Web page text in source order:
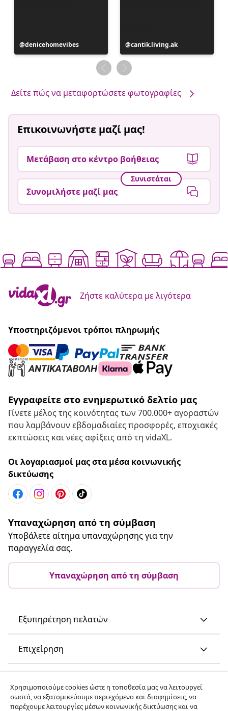
Η
ανάρτηση
denicehomevibes
Η
ανάρτηση
δημοσιεύθηκε
από
cantik.living.ak
Δείτε πώς να μεταφορτώσετε φωτογραφίες
Επικοινωνήστε μαζί μας!
Μετάβαση στο κέντρο βοήθειας
Συνιστάται
Συνομιλήστε μαζί μας
Ζήστε καλύτερα με λιγότερα
Υποστηριζόμενοι τρόποι πληρωμής
Εγγραφείτε στο ενημερωτικό δελτίο μας
Γίνετε μέλος της κοινότητας των 700.000+ αγοραστών
που λαμβάνουν εβδομαδιαίες προσφορές, εποχιακές
εκπτώσεις και νέες αφίξεις από τη vidaXL.
Οι λογαριασμοί μας στα μέσα κοινωνικής
δικτύωσης
Υπαναχώρηση από τη σύμβαση
Υποβάλετε αίτημα υπαναχώρησης για την
παραγγελία σας.
Υπαναχώρηση από τη σύμβαση
Εξυπηρέτηση πελατών
Επιχείρηση
Ανακαλύψτε περισσότερα
Χρησιμοποιούμε cookies ώστε η τοποθεσία μας να λειτουργεί
σωστά, να εξατομικεύουμε περιεχόμενο και διαφημίσεις, να
παρέχουμε λειτουργίες μέσων κοινωνικής δικτύωσης και να